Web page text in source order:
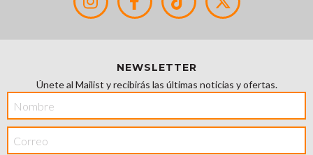
NEWSLETTER
Únete al Mailist y recibirás las últimas noticias y ofertas.